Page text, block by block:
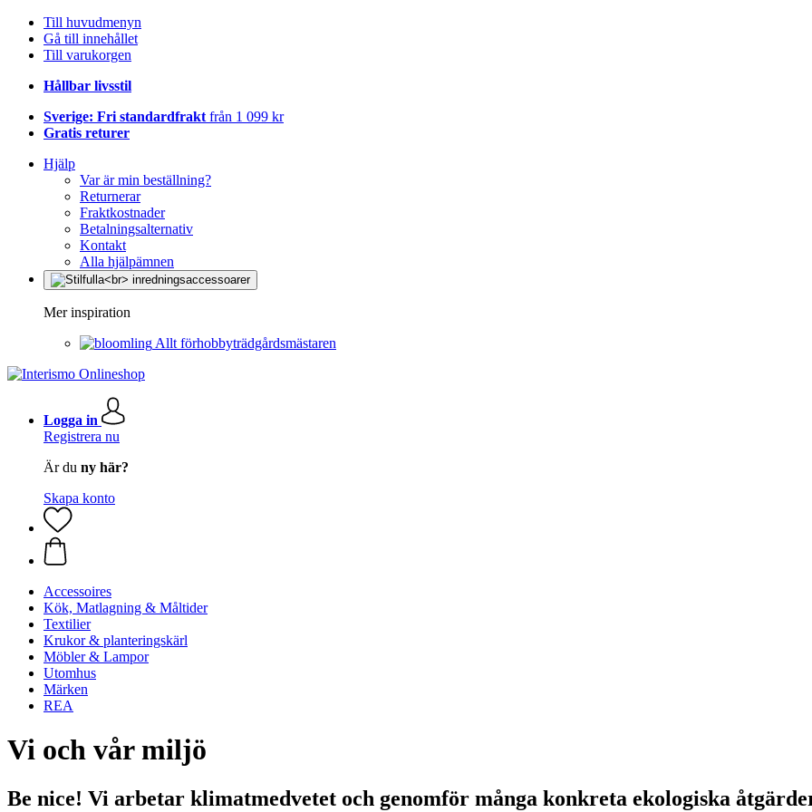
Till huvudmenyn
Gå till innehållet
Till varukorgen
Hållbar livsstil
Sverige: Fri standardfrakt från 1 099 kr
Gratis returer
Hjälp
Var är min beställning?
Returnerar
Fraktkostnader
Betalningsalternativ
Kontakt
Alla hjälpämnen
Mer inspiration
Allt förhobbyträdgårdsmästaren
Logga in
Registrera nu
Är du ny här?
Skapa konto
Accessoires
Kök, Matlagning & Måltider
Textilier
Krukor & planteringskärl
Möbler & Lampor
Utomhus
Märken
REA
Vi och vår miljö
Be nice! Vi arbetar klimatmedvetet och genomför många konkreta ekologiska